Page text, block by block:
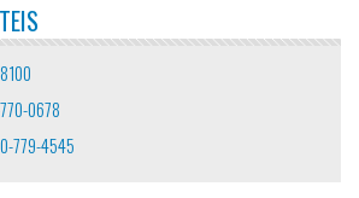
0678
779-4545